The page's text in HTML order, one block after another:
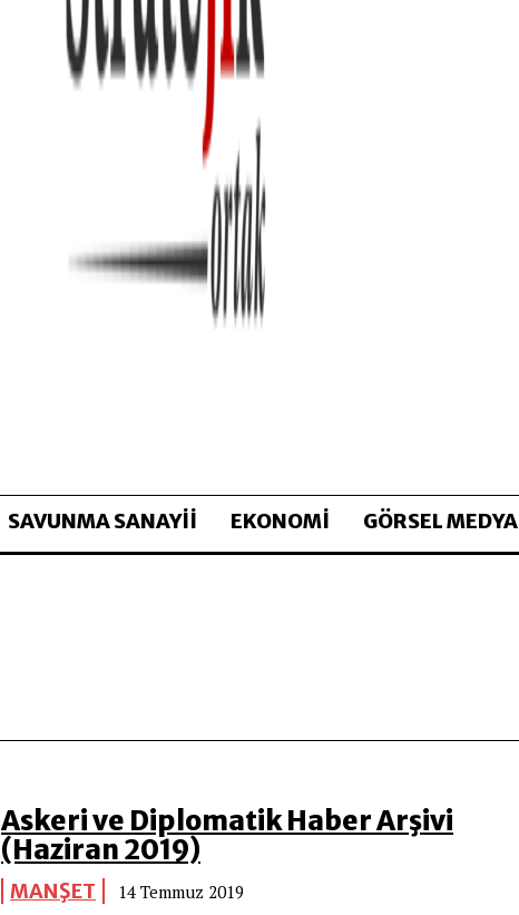
SAVUNMA SANAYİİ EKONOMİ GÖRSEL MEDYA
Askeri ve Diplomatik Haber Arşivi
(Haziran 2019)
MANŞET 14 Temmuz 2019